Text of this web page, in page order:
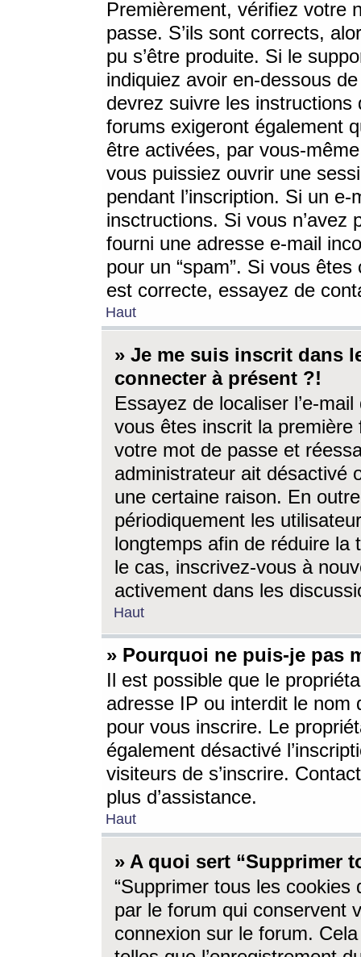
Premièrement, vérifiez votre
passe. S’ils sont corrects,
pu s’être produite. Si le
indiquiez avoir en-dessous
devrez suivre les
forums exigeront également
être activées, par vous-
vous puissiez ouvrir une
pendant l’inscription. Si un
insctructions. Si vous n’avez
fourni une adresse e-mail
pour un “spam”. Si vous
est correcte, essayez de
Haut
» Je me suis inscrit dans
connecter à présent ?!
Essayez de localiser l’e-
vous êtes inscrit la première
votre mot de passe et
administrateur ait désactivé
une certaine raison. En
périodiquement les
longtemps afin de réduire la
le cas, inscrivez-vous à
activement dans les
Haut
» Pourquoi ne puis-je pas
Il est possible que le
adresse IP ou interdit le nom
pour vous inscrire. Le
également désactivé
visiteurs de s’inscrire.
plus d’assistance.
Haut
» A quoi sert “Supprimer
“Supprimer tous les cookies
par le forum qui conservent
connexion sur le forum.